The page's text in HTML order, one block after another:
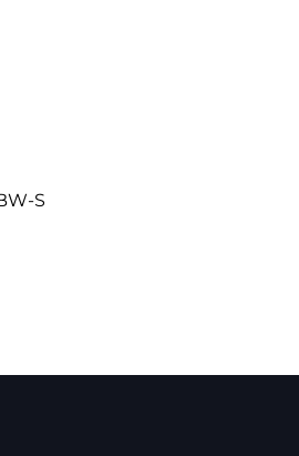
енергії і може сприяти зниженню
виправляє коливання
завдяки чому прилади та
S